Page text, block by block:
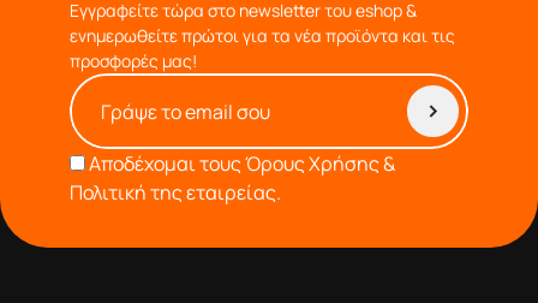
Εγγραφείτε τώρα στο newsletter του eshop &
ενημερωθείτε πρώτοι για τα νέα προϊόντα και τις
προσφορές μας!
Αποδέχομαι τουςΌρους Χρήσης &
Πολιτική της εταιρείας.